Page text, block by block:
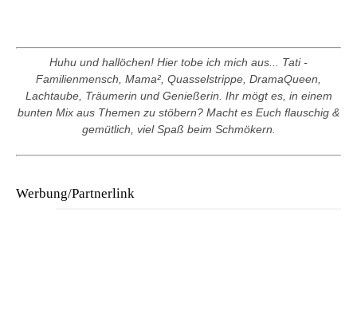
Huhu und hallöchen! Hier tobe ich mich aus... Tati -
Familienmensch, Mama², Quasselstrippe, DramaQueen,
Lachtaube, Träumerin und Genießerin. Ihr mögt es, in einem
bunten Mix aus Themen zu stöbern? Macht es Euch flauschig &
gemütlich, viel Spaß beim Schmökern.
Werbung/Partnerlink